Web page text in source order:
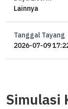
Hubungi:
Shakira
OCASA Property
Lainnya
Tanggal Tayang
2026-07-09
Simulasi